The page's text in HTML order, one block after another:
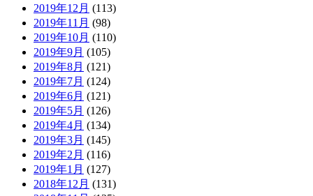
2019年12月 (113)
2019年11月 (98)
2019年10月 (110)
2019年9月 (105)
2019年8月 (121)
2019年7月 (124)
2019年6月 (121)
2019年5月 (126)
2019年4月 (134)
2019年3月 (145)
2019年2月 (116)
2019年1月 (127)
2018年12月 (131)